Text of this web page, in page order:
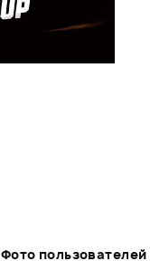
Фото пользователей